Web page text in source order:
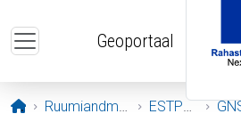
Geoportaal
Avaleht
Ruumiandmed ESTPOS